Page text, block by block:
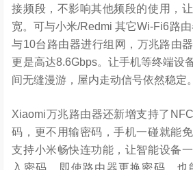
接频段，不影响其他频段的使用，
宽。可与小米/Redmi 其它Wi-Fi6路
与10台路由器进行组网，万兆路由
更是高达8.6Gbps。让手机等终端设
间无缝漫游，屋内走动信号依然稳定。
Xiaomi万兆路由器还新增支持了
码，更不用输密码，手机一碰就能
支持小米畅快连功能，让智能设备